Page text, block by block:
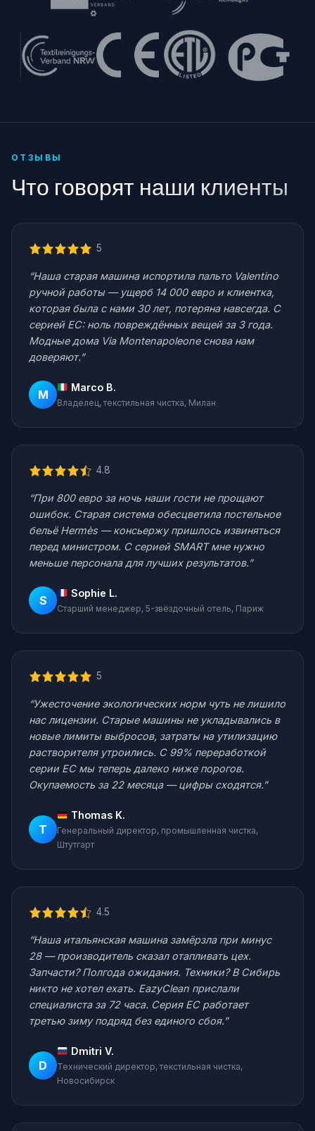
ОТЗЫВЫ
Что говорят наши клиенты
5
“Наша старая машина испортила пальто Valentino
ручной работы — ущерб 14 000 евро и клиентка,
которая была с нами 30 лет, потеряна навсегда. С
серией EC: ноль повреждённых вещей за 3 года.
Модные дома Via Montenapoleone снова нам
доверяют.”
M Marco B.
Владелец, текстильная чистка, Милан
4.8
“При 800 евро за ночь наши гости не прощают
ошибок. Старая система обесцветила постельное
бельё Hermès — консьержу пришлось извиняться
перед министром. С серией SMART мне нужно
меньше персонала для лучших результатов.”
S Sophie L.
Старший менеджер, 5-звёздочный отель, Париж
5
“Ужесточение экологических норм чуть не лишило
нас лицензии. Старые машины не укладывались в
новые лимиты выбросов, затраты на утилизацию
растворителя утроились. С 99% переработкой
серии EC мы теперь далеко ниже порогов.
Окупаемость за 22 месяца — цифры сходятся.”
T
Thomas K.
Генеральный директор, промышленная чистка,
Штутгарт
4.5
“Наша итальянская машина замёрзла при минус
28 — производитель сказал отапливать цех.
Запчасти? Полгода ожидания. Техники? В Сибирь
никто не хотел ехать. EazyClean прислали
специалиста за 72 часа. Серия EC работает
третью зиму подряд без единого сбоя.”
D
Dmitri V.
Технический директор, текстильная чистка,
Новосибирск